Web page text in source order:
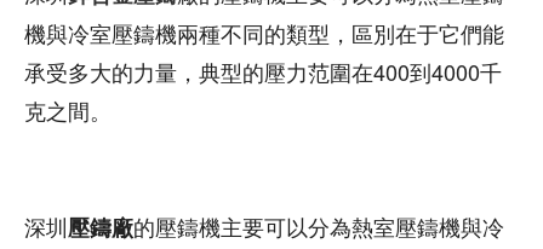
機與冷室壓鑄機兩種不同的類型，區別在于它們能
承受多大的力量，典型的壓力范圍在400到4000千
克之間。
深圳壓鑄廠的壓鑄機主要可以分為熱室壓鑄機與冷